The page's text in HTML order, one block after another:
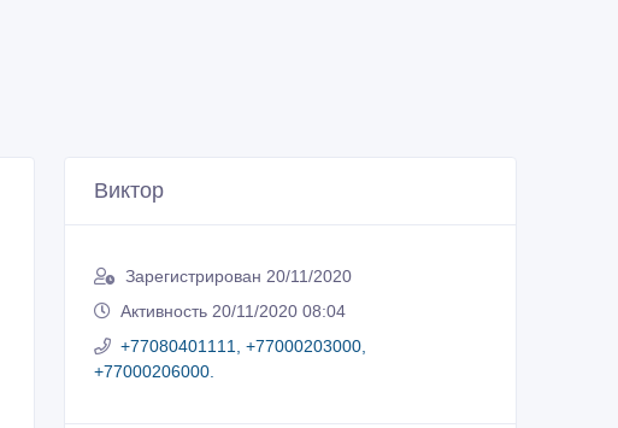
Виктор
Зарегистрирован 20/11/2020
Активность 20/11/2020 08:04
+77080401111, +77000203000,
+77000206000.